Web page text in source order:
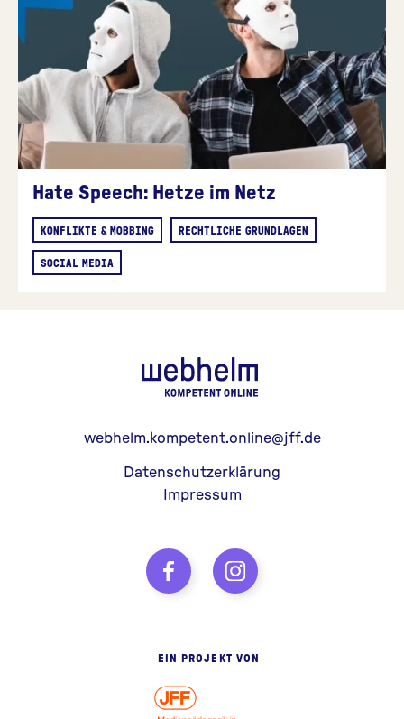
Hate Speech: Hetze im Netz
KONFLIKTE & MOBBING RECHTLICHE GRUNDLAGEN
SOCIAL MEDIA
webhelm.kompetent.online@jff.de
Datenschutzerklärung
Impressum
EIN PROJEKT VON